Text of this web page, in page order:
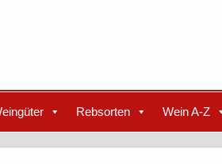
Rebsorten Wein A-Z